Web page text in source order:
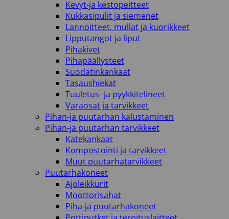
Kevyt-ja kestopeitteet
Kukkasipulit ja siemenet
Lannoitteet, mullat ja kuorikkeet
Lipputangot ja liput
Pihakivet
Pihapäällysteet
Suodatinkankaat
Tasaushiekat
Tuuletus- ja pyykkitelineet
Varaosat ja tarvikkeet
Pihan-ja puutarhan kalustaminen
Pihan-ja puutarhan tarvikkeet
Katekankaat
Kompostointi ja tarvikkeet
Muut puutarhatarvikkeet
Puutarhakoneet
Ajoleikkurit
Moottorisahat
Piha-ja puutarhakoneet